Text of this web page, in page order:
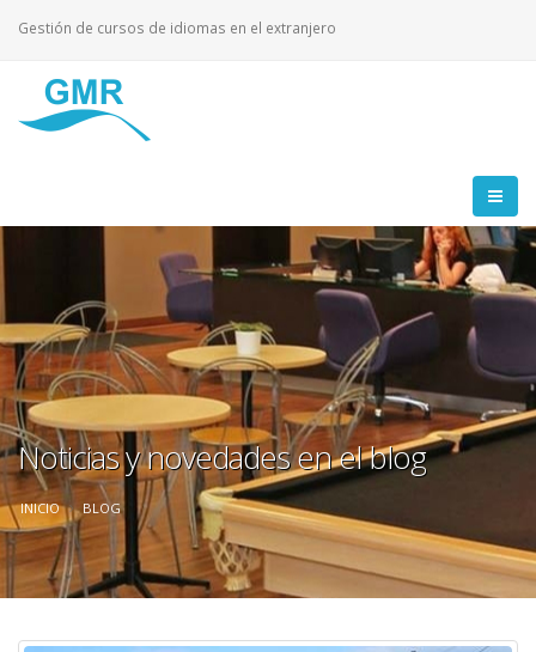
Gestión de cursos de idiomas en el extranjero
Noticias y novedades en el blog
INICIO BLOG